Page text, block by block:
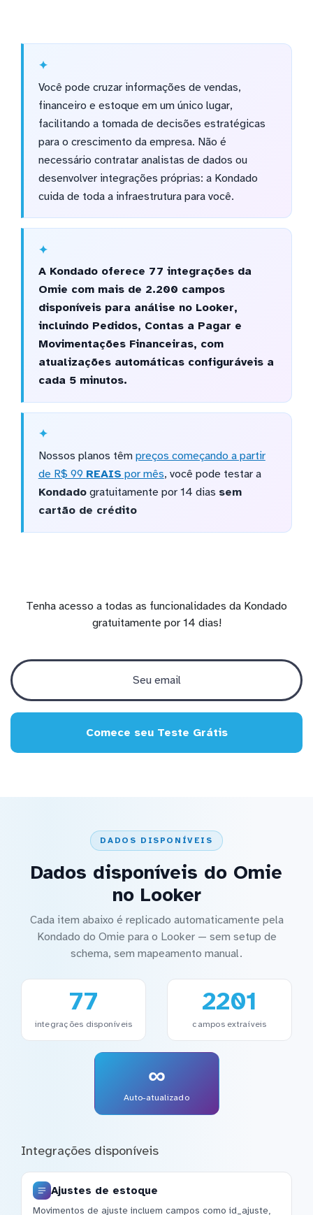
Você pode cruzar informações de vendas,
financeiro e estoque em um único lugar,
facilitando a tomada de decisões estratégicas
para o crescimento da empresa. Não é
necessário contratar analistas de dados ou
desenvolver integrações próprias: a Kondado
cuida de toda a infraestrutura para você.
A Kondado oferece 77 integrações da
Omie com mais de 2.200 campos
disponíveis para análise no Looker,
incluindo Pedidos, Contas a Pagar e
Movimentações Financeiras, com
atualizações automáticas configuráveis a
cada 5 minutos.
Nossos planos têm preços começando a partir
de R$ 99 REAIS por mês, você pode testar a
Kondadogratuitamente por 14 dias sem
cartão de crédito
Tenha acesso a todas as funcionalidades da Kondado
gratuitamente por 14 dias!
Comece seu Teste Grátis
DADOS DISPONÍVEIS
Dados disponíveis do Omie
no Looker
Cada item abaixo é replicado automaticamente pela
Kondado do Omie para o Looker — sem setup de
schema, sem mapeamento manual.
77
integrações disponíveis
2201
campos extraíveis
∞
Auto-atualizado
Integrações disponíveis
Ajustes de estoque
Movimentos de ajuste incluem campos como id_ajuste,